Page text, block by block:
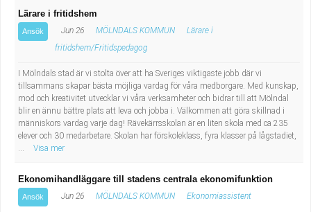
Lärare i fritidshem
Ansök Jun 26 MÖLNDALS KOMMUN
Lärare i
fritidshem/Fritidspedagog
I Mölndals stad är vi stolta över att ha Sveriges viktigaste jobb där vi
tillsammans skapar bästa möjliga vardag för våra medborgare. Med kunskap,
mod och kreativitet utvecklar vi våra verksamheter och bidrar till att Mölndal
blir en ännu bättre plats att leva och jobba i. Välkommen att göra skillnad i
människors vardag varje dag! Rävekärrsskolan är en liten skola med ca 235
elever och 30 medarbetare. Skolan har förskoleklass, fyra klasser på lågstadiet,
...
Visa mer
Ekonomihandläggare till stadens centrala ekonomifunktion
Ansök Jun 26 MÖLNDALS KOMMUN Ekonomiassistent